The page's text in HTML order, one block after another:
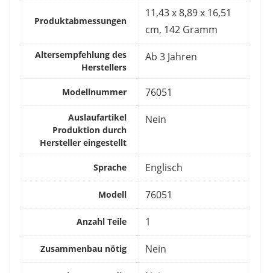
Produktabmessungen
‎11,43 x 8,89 x 16,51
cm, 142 Gramm
Altersempfehlung des
Herstellers
‎Ab 3 Jahren
Modellnummer ‎76051
Auslaufartikel
Produktion durch
Hersteller eingestellt
‎Nein
Sprache ‎Englisch
Modell ‎76051
Anzahl Teile ‎1
Zusammenbau nötig ‎Nein